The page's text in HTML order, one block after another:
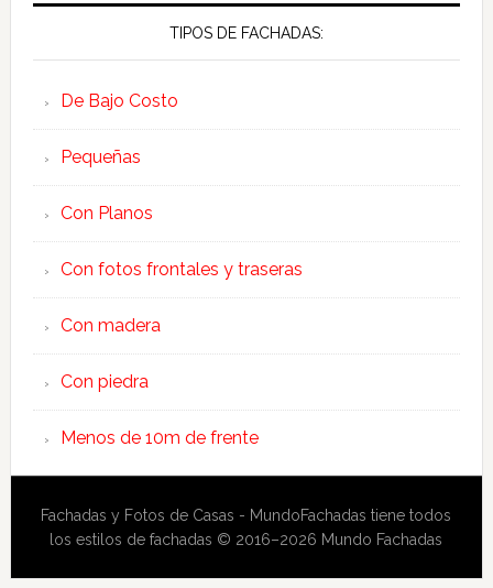
TIPOS DE FACHADAS:
De Bajo Costo
Pequeñas
Con Planos
Con fotos frontales y traseras
Con madera
Con piedra
Menos de 10m de frente
Fachadas y Fotos de Casas - MundoFachadas tiene todos
los estilos de fachadas © 2016–2026 Mundo Fachadas